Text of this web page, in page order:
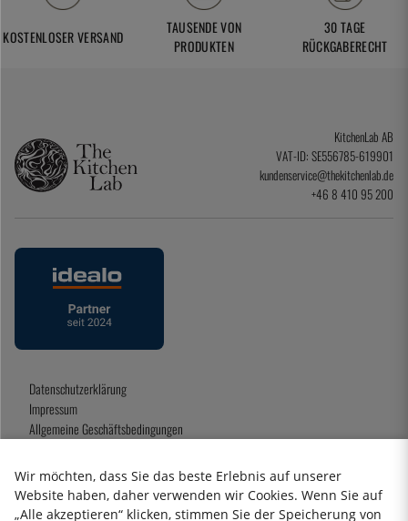
KOSTENLOSER VERSAND
TAUSENDE VON
PRODUKTEN
30 TAGE
RÜCKGABERECHT
KitchenLab AB
VAT-ID: SE556785-619901
kundenservice@thekitchenlab.de
+46 8 410 95 200
Datenschutzerklärung
Impressum
Allgemeine Geschäftsbedingungen
Wir möchten, dass Sie das beste Erlebnis auf unserer
Website haben, daher verwenden wir Cookies. Wenn Sie auf
„Alle akzeptieren“ klicken, stimmen Sie der Speicherung von